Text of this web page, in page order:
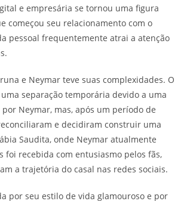
e empresária se tornou uma figura
começou seu relacionamento com o
pessoal frequentemente atrai a atenção
e Neymar teve suas complexidades. O
separação temporária devido a uma
Neymar, mas, após um período de
e decidiram construir uma
Saudita, onde Neymar atualmente
foi recebida com entusiasmo pelos fãs,
a trajetória do casal nas redes sociais.
por seu estilo de vida glamouroso e por